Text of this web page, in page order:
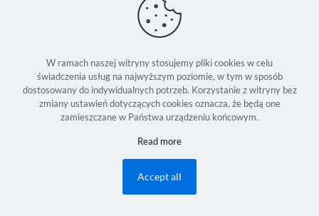
Seweryn Reszka © 1994-2026 | Copyright Reserved World Wide |
W ramach naszej witryny stosujemy pliki cookies w celu
świadczenia usług na najwyższym poziomie, w tym w sposób
dostosowany do indywidualnych potrzeb. Korzystanie z witryny bez
zmiany ustawień dotyczących cookies oznacza, że będą one
zamieszczane w Państwa urządzeniu końcowym.
Read more
Accept all